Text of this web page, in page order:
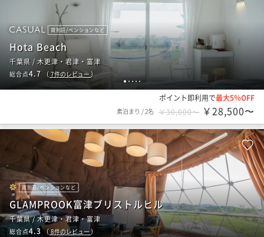
1 2 3 4 5
貸別荘/ペンションなど
Hota Beach
千葉県 / 木更津・君津・富津
総合点4.7 （ 7件のレビュー）
ポイント即利用で最大5％OFF
素泊まり /2名 ￥30,000〜 ￥28,500〜
貸別荘/ペンションなど
GLAMPROOK富津ブリストルヒル
千葉県 / 木更津・君津・富津
総合点4.3 （8件のレビュー）